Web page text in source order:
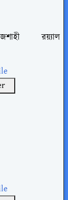
রয়্যাল